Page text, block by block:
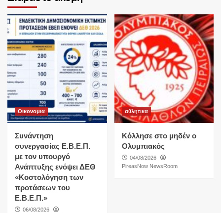
Οικονομια
Συνάντηση
συνεργασίας Ε.Β.Ε.Π.
με τον υπουργό
Ανάπτυξης ενόψει ΔΕΘ
«Κοστολόγηση των
προτάσεων του
Ε.Β.Ε.Π.»
06/08/2026
αθλητικα
Κόλλησε στο μηδέν ο
Ολυμπιακός
04/08/2026
PireasNow NewsRoom